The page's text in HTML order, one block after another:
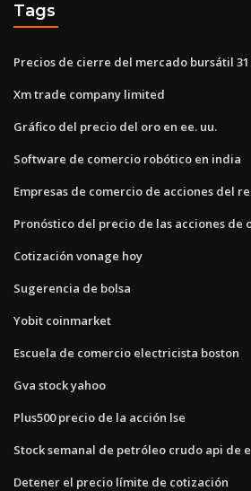
Tags
Precios de cierre del mercado bursátil
Xm trade company limited
Gráfico del precio del oro en ee. uu.
Software de comercio robótico en india
Empresas de comercio de acciones del
Pronóstico del precio de las acciones de
Cotización vonage hoy
Sugerencia de bolsa
Yobit coinmarket
Escuela de comercio electricista boston
Gva stock yahoo
Plus500 precio de la acción lse
Stock semanal de petróleo crudo api de
Detener el precio límite de cotización